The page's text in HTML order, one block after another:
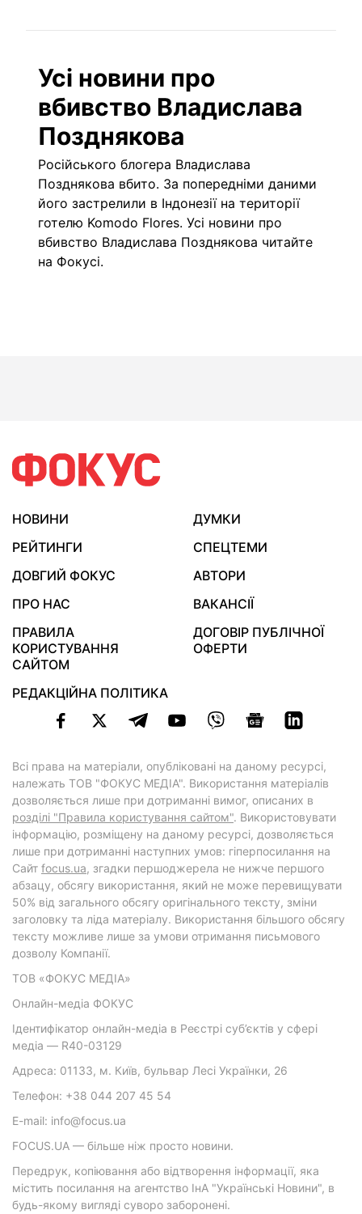
Усі новини про
вбивство Владислава
Позднякова
Російського блогера Владислава
Позднякова вбито. За попередніми даними
його застрелили в Індонезії на території
готелю Komodo Flores. Усі новини про
вбивство Владислава Позднякова читайте
на Фокусі.
НОВИНИ
ДУМКИ
РЕЙТИНГИ
СПЕЦТЕМИ
ДОВГИЙ ФОКУС
АВТОРИ
ПРО НАС
ВАКАНСІЇ
ПРАВИЛА
КОРИСТУВАННЯ
САЙТОМ
ДОГОВІР ПУБЛІЧНОЇ
ОФЕРТИ
РЕДАКЦІЙНА ПОЛІТИКА
Всі права на матеріали, опубліковані на даному ресурсі,
належать ТОВ "ФОКУС МЕДІА". Використання матеріалів
дозволяється лише при дотриманні вимог, описаних в
розділі "Правила користування сайтом". Використовувати
інформацію, розміщену на даному ресурсі, дозволяється
лише при дотриманні наступних умов: гіперпосилання на
Cайт focus.ua, згадки першоджерела не нижче першого
абзацу, обсягу використання, який не може перевищувати
50% від загального обсягу оригінального тексту, зміни
заголовку та ліда матеріалу. Використання більшого обсягу
тексту можливе лише за умови отримання письмового
дозволу Компанії.
ТОВ «ФОКУС МЕДІА»
Онлайн-медіа ФОКУС
Ідентифікатор онлайн-медіа в Реєстрі суб’єктів у сфері
медіа — R40-03129
Адреса: 01133, м. Київ, бульвар Лесі Українки, 26
Телефон: +38 044 207 45 54
E-mail: info@focus.ua
FOCUS.UA — більше ніж просто новини.
Передрук, копіювання або відтворення інформації, яка
містить посилання на агентство ІнА "Українські Новини", в
будь-якому вигляді суворо заборонені.